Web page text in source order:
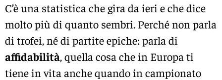
C’è una statistica che gira da ieri e che dice
molto più di quanto sembri. Perché non parla
di trofei, né di partite epiche: parla di
affidabilità, quella cosa che in Europa ti
tiene in vita anche quando in campionato